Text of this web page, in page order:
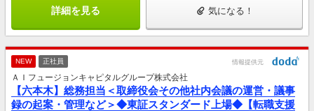
詳細を見る 気になる！
NEW 正社員 情報提供元
ＡＩフュージョンキャピタルグループ株式会社
【六本木】総務担当＜取締役会その他社内会議の運営・議事
録の起案・管理など＞◆東証スタンダード上場◆【転職支援